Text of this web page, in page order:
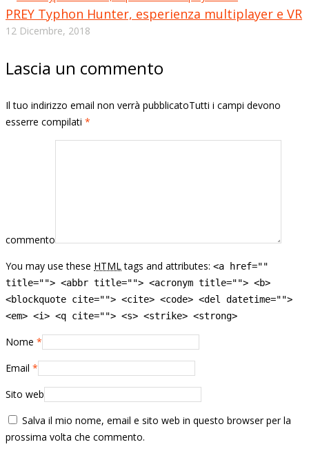
PREY Typhon Hunter, esperienza multiplayer e VR
12 Dicembre, 2018
Lascia un commento
Il tuo indirizzo email non verrà pubblicatoTutti i campi devono
esserre compilati *
commento
You may use these HTML tags and attributes: <a href=""
title=""> <abbr title=""> <acronym title=""> <b>
<blockquote cite=""> <cite> <code> <del datetime="">
<em> <i> <q cite=""> <s> <strike> <strong>
Nome *
Email *
Sito web
Salva il mio nome, email e sito web in questo browser per la
prossima volta che commento.